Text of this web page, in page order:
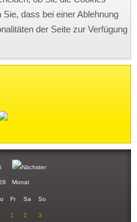
Fr Sa So
1 2 3
dass bei einer Ablehnung
der Seite zur Verfügung